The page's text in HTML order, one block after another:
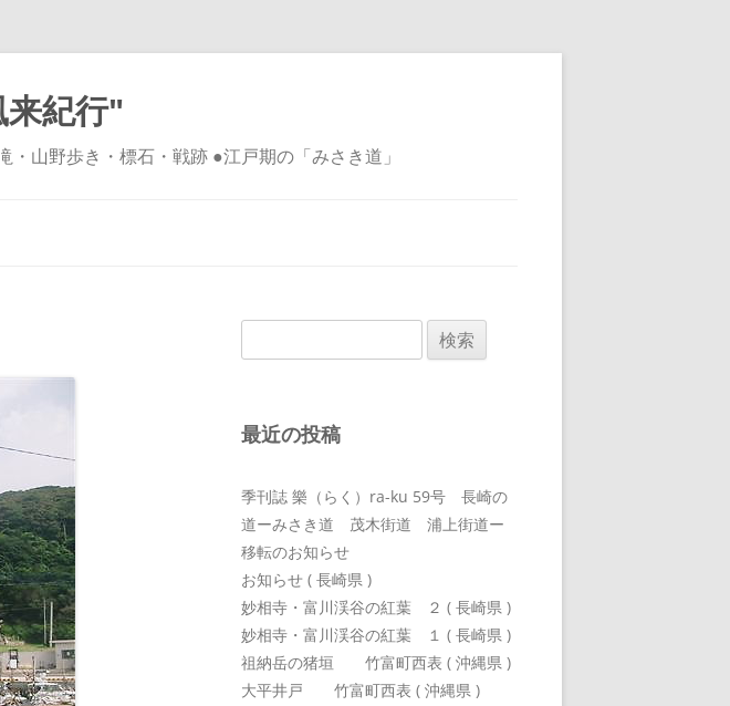
紀行"
山野歩き・標石・戦跡 ●江戸期の「みさき道」
索:
最近の投稿
季刊誌 樂（らく）ra-ku 59号 長崎の
道ーみさき道 茂木街道 浦上街道ー
移転のお知らせ
お知らせ ( 長崎県 )
妙相寺・富川渓谷の紅葉 ２ ( 長崎県 )
妙相寺・富川渓谷の紅葉 １ ( 長崎県 )
祖納岳の猪垣 竹富町西表 ( 沖縄県 )
大平井戸 竹富町西表 ( 沖縄県 )